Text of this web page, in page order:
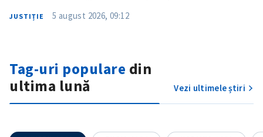
JUSTIȚIE 5 august 2026, 09:12
Tag-uri populare din
ultima lună
Vezi ultimele știri